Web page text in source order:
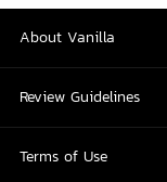
About Vanilla
Review Guidelines
Terms of Use